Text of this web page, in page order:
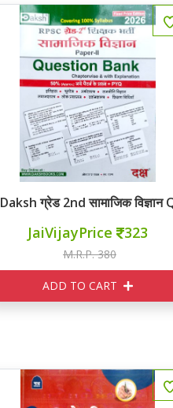
Daksh ग्रेड 2nd सामाजिक
JaiVijayPrice 323
M.R.P. 380
ADD TO CART